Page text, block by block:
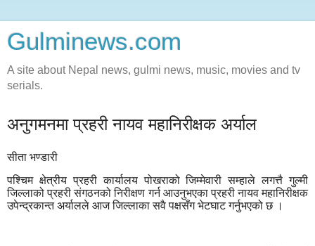
Gulminews.com
A site about Nepal news, gulmi news, music, movies and tv
serials.
अनुगमनमा प्रहरी नायव महानिरीक्षक अर्याल
सीता भण्डारी
पश्चिम क्षेत्रीय प्रहरी कार्यालय पोखराको जिम्मेवारी सम्हाले लगत्तै गुल्मी
जिल्लाको प्रहरी संगठनको निरीक्षण गर्न आउनुभएका प्रहरी नायव महानिरीक्षक
उपेन्द्रकान्त अर्यालले आज जिल्लाका सवै पक्षसँग भेटघाट गर्नुभएको छ ।